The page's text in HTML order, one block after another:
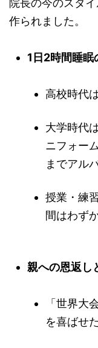
院長の今のスタ
作られました。
1日2時間睡眠
高校時代
大学時代
ニフォー
までアル
授業・練
間はわず
親への恩返し
「世界大
を喜ばせ